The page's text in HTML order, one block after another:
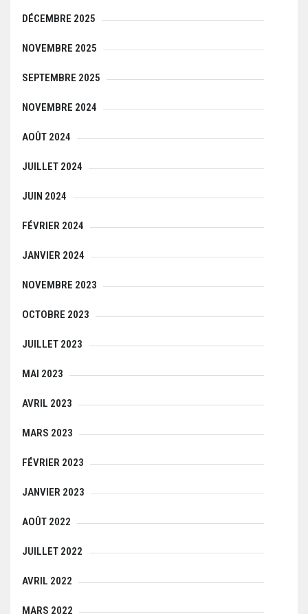
DÉCEMBRE 2025
NOVEMBRE 2025
SEPTEMBRE 2025
NOVEMBRE 2024
AOÛT 2024
JUILLET 2024
JUIN 2024
FÉVRIER 2024
JANVIER 2024
NOVEMBRE 2023
OCTOBRE 2023
JUILLET 2023
MAI 2023
AVRIL 2023
MARS 2023
FÉVRIER 2023
JANVIER 2023
AOÛT 2022
JUILLET 2022
AVRIL 2022
MARS 2022